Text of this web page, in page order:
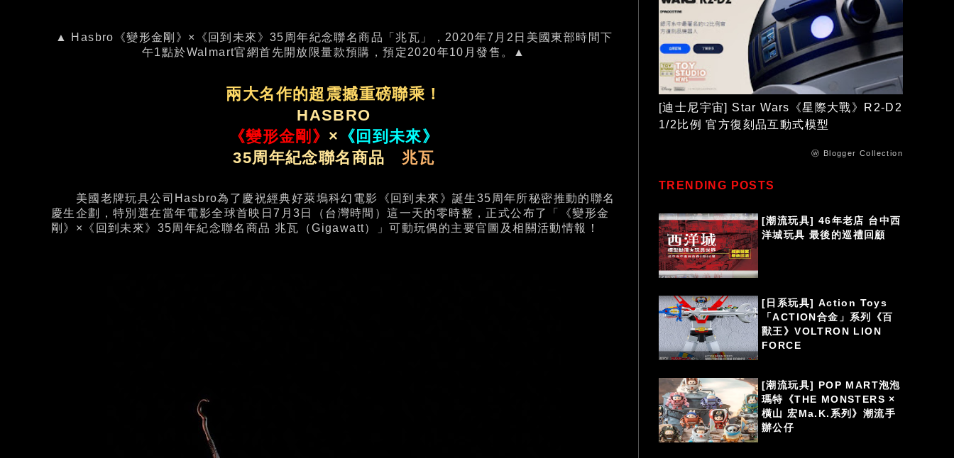
▲ Hasbro《變形金剛》×《回到未來》35周年紀念聯名商品「兆瓦」，2020年7月2日美國東部時間下
午1點於Walmart官網首先開放限量款預購，預定2020年10月發售。▲
兩大名作的超震撼重磅聯乘！
HASBRO
《變形金剛》 × 《回到未來》
35周年紀念聯名商品 兆瓦
美國老牌玩具公司Hasbro為了慶祝經典好萊塢科幻電影《回到未來》誕生35周年所秘密推動的聯名
慶生企劃，特別選在當年電影全球首映日7月3日（台灣時間）這一天的零時整，正式公布了「《變形金
剛》×《回到未來》35周年紀念聯名商品 兆瓦（Gigawatt）」可動玩偶的主要官圖及相關活動情報！
[迪士尼宇宙] Star Wars《星際大戰》R2-D2
1/2比例 官方復刻品互動式模型
ⓦ Blogger Collection
TRENDING POSTS
[潮流玩具] 46年老店 台中西
洋城玩具 最後的巡禮回顧
[日系玩具] Action Toys
「ACTION合金」系列《百
獸王》VOLTRON LION
FORCE
[潮流玩具] POP MART泡泡
瑪特《THE MONSTERS ×
橫山 宏Ma.K.系列》潮流手
辦公仔